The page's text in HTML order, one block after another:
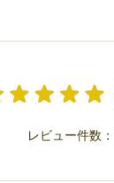
レビュー件数：